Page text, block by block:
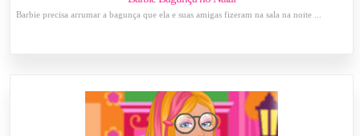
Barbie precisa arrumar a bagunça que ela e suas amigas fizeram na sala na noite ...